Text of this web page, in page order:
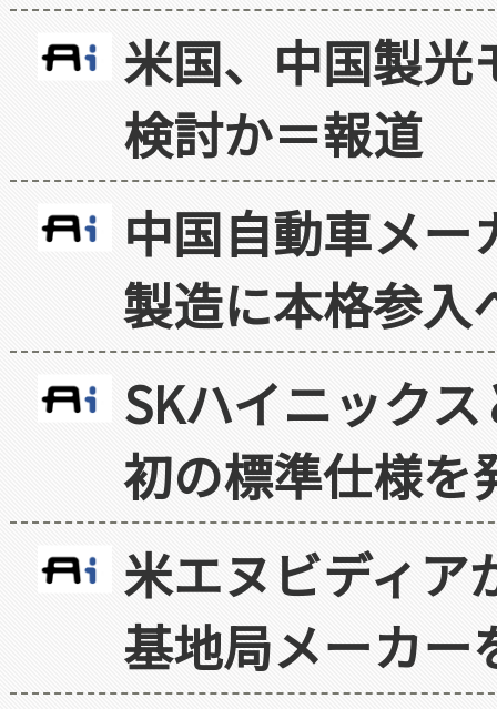
米国、中国製光
検討か＝報道
中国自動車メ
製造に本格参入
SKハイニック
初の標準仕様を
米エヌビディア
基地局メーカー